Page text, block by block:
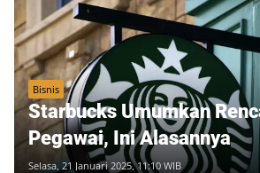
Bisnis
Starbucks Umumkan
Pegawai, Ini Alasannya
Selasa, 21 Januari 2025, 11:10 WIB